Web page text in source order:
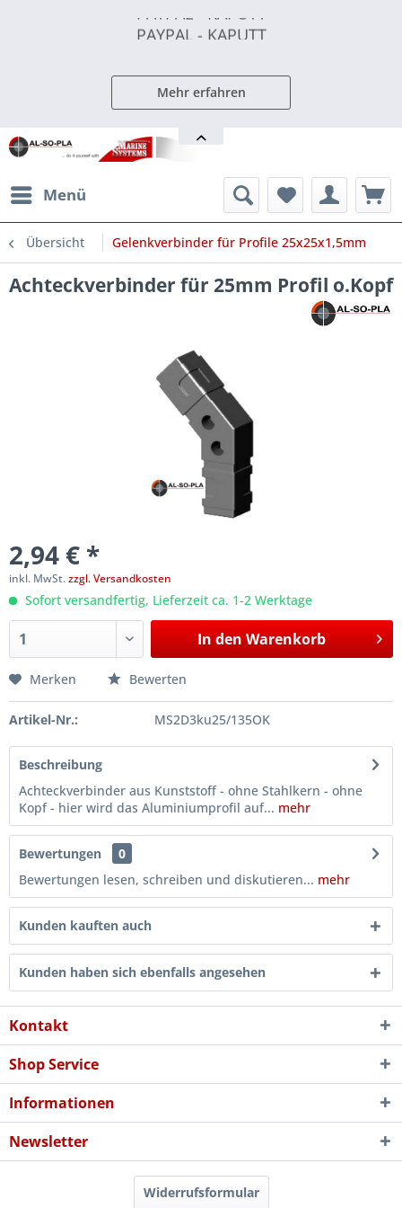
PAYPAL - KAPUTT
Mehr erfahren
Menü
Übersicht Gelenkverbinder für Profile 25x25x1,5mm
Achteckverbinder für 25mm Profil o.Kopf
2,94 € *
inkl. MwSt.zzgl. Versandkosten
Sofort versandfertig, Lieferzeit ca. 1-2 Werktage
In den Warenkorb
Merken Bewerten
Artikel-Nr.: MS2D3ku25/135OK
Beschreibung
Achteckverbinder aus Kunststoff - ohne Stahlkern - ohne
Kopf - hier wird das Aluminiumprofil auf... mehr
Bewertungen
0
Bewertungen lesen, schreiben und diskutieren... mehr
Kunden kauften auch
Kunden haben sich ebenfalls angesehen
Kontakt
Shop Service
Informationen
Newsletter
Widerrufsformular